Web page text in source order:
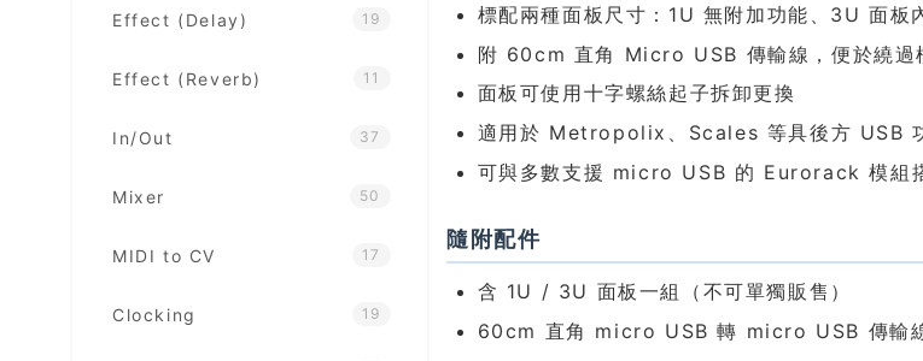
Effect (Delay) 19
Effect (Reverb) 11
In/Out 37
Mixer 50
MIDI to CV 17
Clocking 19
標配兩種面板尺寸：1U 無附加功能、3U 面板
附 60cm 直角 Micro USB 傳輸線，便於繞過
面板可使用十字螺絲起子拆卸更換
適用於 Metropolix、Scales 等具後方 USB
可與多數支援 micro USB 的 Eurorack 模組
隨附配件
含 1U / 3U 面板一組（不可單獨販售）
60cm 直角 micro USB 轉 micro USB 傳輸